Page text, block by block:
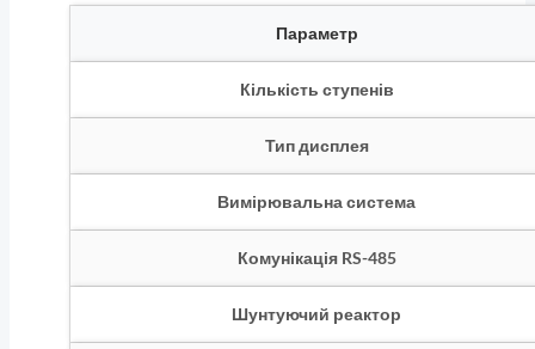
Параметр
Кількість ступенів
Тип дисплея
Вимірювальна система
Комунікація RS-485
Шунтуючий реактор